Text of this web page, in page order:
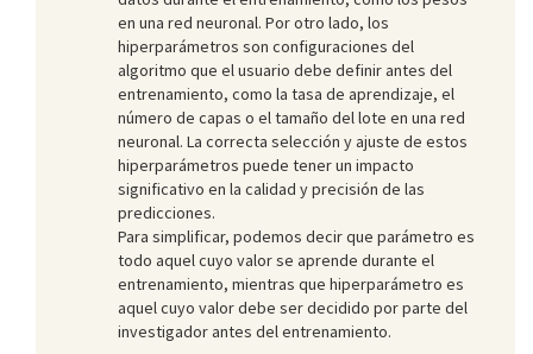
en una red neuronal. Por otro lado, los
hiperparámetros son configuraciones del
algoritmo que el usuario debe definir antes del
entrenamiento, como la tasa de aprendizaje, el
número de capas o el tamaño del lote en una red
neuronal. La correcta selección y ajuste de estos
hiperparámetros puede tener un impacto
significativo en la calidad y precisión de las
predicciones.
Para simplificar, podemos decir que parámetro es
todo aquel cuyo valor se aprende durante el
entrenamiento, mientras que hiperparámetro es
aquel cuyo valor debe ser decidido por parte del
investigador antes del entrenamiento.